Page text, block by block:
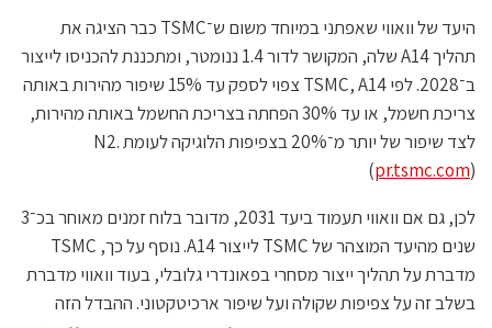
היעד של וואווי שאפתני במיוחד משום ש־TSMC כבר הציגה את
תהליך A14 שלה, המקושר לדור 1.4 ננומטר, ומתכננת להכניסו לייצור
ב־2028. לפי TSMC, A14 צפוי לספק עד 15% שיפור מהירות באותה
צריכת חשמל, או עד 30% הפחתה בצריכת החשמל באותה מהירות,
לצד שיפור של יותר מ־20% בצפיפות הלוגיקה לעומת N2.
(pr.tsmc.com)
לכן, גם אם וואווי תעמוד ביעד 2031, מדובר בלוח זמנים מאוחר בכ־3
שנים מהיעד המוצהר של TSMC לייצור A14. נוסף על כך, TSMC
מדברת על תהליך ייצור מסחרי בפאונדרי גלובלי, בעוד וואווי מדברת
בשלב זה על צפיפות שקולה ועל שיפור ארכיטקטוני. ההבדל הזה